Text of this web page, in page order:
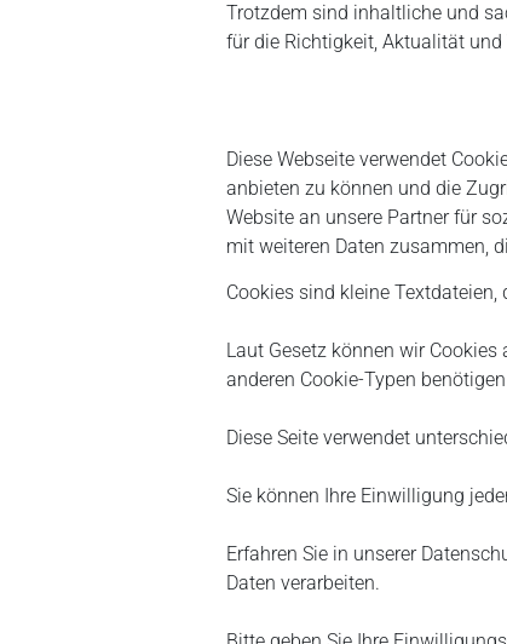
Trotzdem sind inhaltliche und
für die Richtigkeit, Aktualität
Diese Webseite verwendet
anbieten zu können und die
Website an unsere Partner für
mit weiteren Daten zusammen,
Cookies sind kleine
Laut Gesetz können wir
anderen Cookie-Typen
Diese Seite verwendet
Sie können Ihre Einwilligung
Erfahren Sie in unserer
Daten verarbeiten.